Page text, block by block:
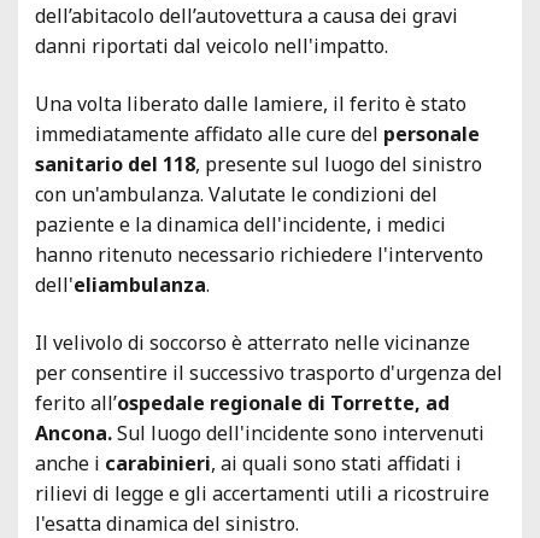
dell’abitacolo dell’autovettura a causa dei gravi
danni riportati dal veicolo nell'impatto.
Una volta liberato dalle lamiere, il ferito è stato
immediatamente affidato alle cure del personale
sanitario del 118, presente sul luogo del sinistro
con un'ambulanza. Valutate le condizioni del
paziente e la dinamica dell'incidente, i medici
hanno ritenuto necessario richiedere l'intervento
dell'eliambulanza.
Il velivolo di soccorso è atterrato nelle vicinanze
per consentire il successivo trasporto d'urgenza del
ferito all’ospedale regionale di Torrette, ad
Ancona.Sul luogo dell'incidente sono intervenuti
anche i carabinieri, ai quali sono stati affidati i
rilievi di legge e gli accertamenti utili a ricostruire
l'esatta dinamica del sinistro.